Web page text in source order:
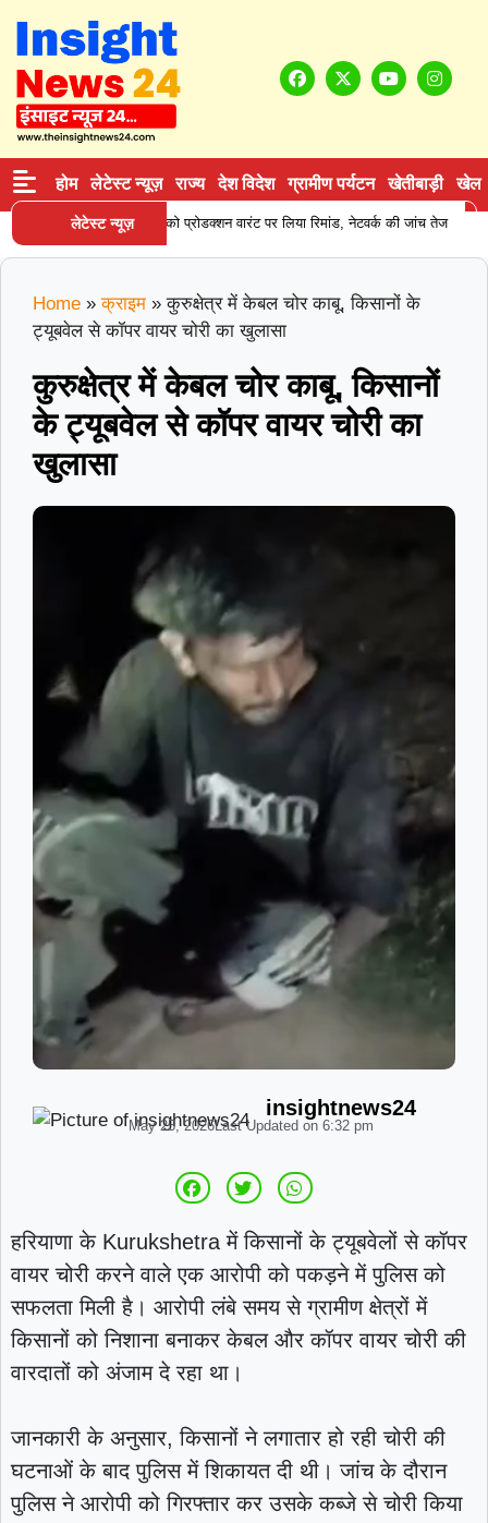
होम लेटेस्ट न्यूज़ राज्य देश विदेश ग्रामीण पर्यटन खेतीबाड़ी खेल
लेटेस्ट न्यूज़
सप्लाई करने वाले आरोपी को प्रोडक्शन वारंट पर लिया रिमांड, नेटवर्क की जांच तेज |
Home » क्राइम »कुरुक्षेत्र में केबल चोर काबू, किसानों के
ट्यूबवेल से कॉपर वायर चोरी का खुलासा
कुरुक्षेत्र में केबल चोर काबू, किसानों
के ट्यूबवेल से कॉपर वायर चोरी का
खुलासा
insightnews24
May 25, 2026Last Updated on 6:32 pm
हरियाणा के Kurukshetraमें किसानों के ट्यूबवेलों से कॉपर
वायर चोरी करने वाले एक आरोपी को पकड़ने में पुलिस को
सफलता मिली है। आरोपी लंबे समय से ग्रामीण क्षेत्रों में
किसानों को निशाना बनाकर केबल और कॉपर वायर चोरी की
वारदातों को अंजाम दे रहा था।
जानकारी के अनुसार, किसानों ने लगातार हो रही चोरी की
घटनाओं के बाद पुलिस में शिकायत दी थी। जांच के दौरान
पुलिस ने आरोपी को गिरफ्तार कर उसके कब्जे से चोरी किया